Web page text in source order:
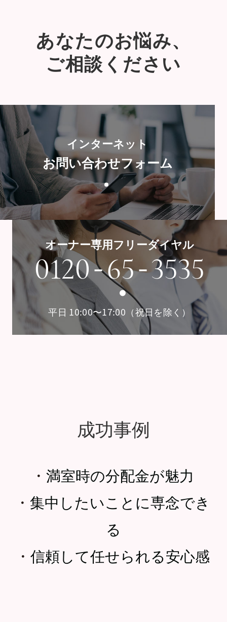
あなたのお悩み、
ご相談ください
インターネット
お問い合わせフォーム
オーナー専用フリーダイヤル
0120-65-3535
平日 10:00〜17:00（祝日を除く）
成功事例
・ 満室時の分配金が魅力
・ 集中したいことに専念でき
る
・ 信頼して任せられる安心感